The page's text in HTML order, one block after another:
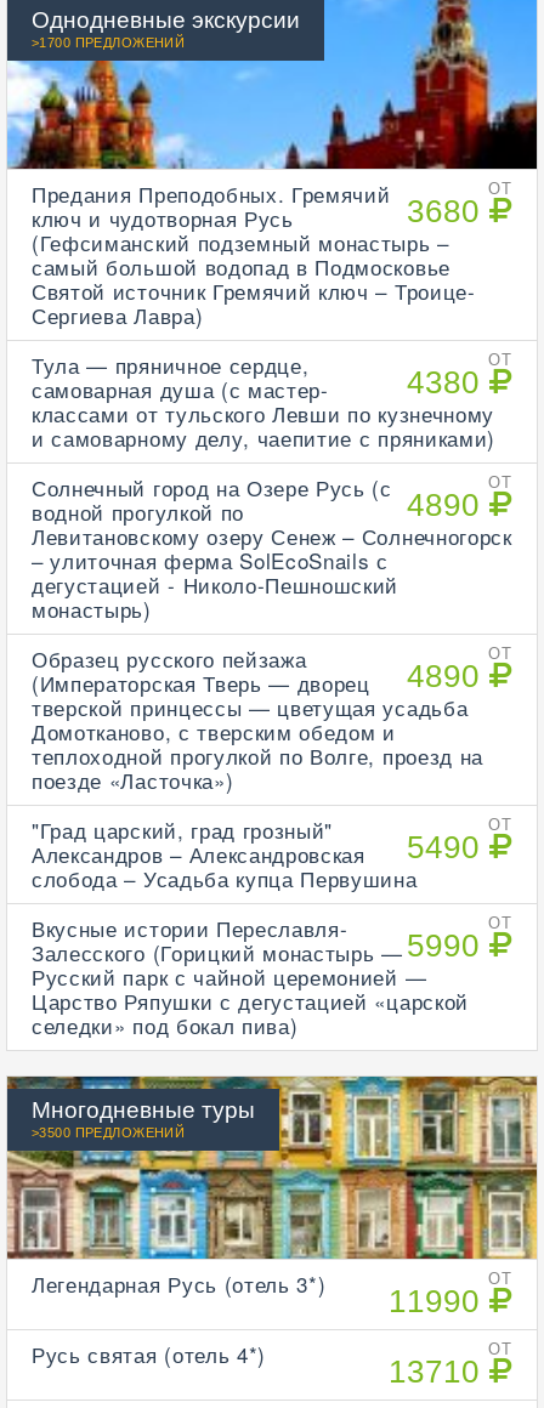
Однодневные экскурсии
>1700 ПРЕДЛОЖЕНИЙ
ОТ
3680
Предания Преподобных. Гремячий
ключ и чудотворная Русь
(Гефсиманский подземный монастырь –
самый большой водопад в Подмосковье
Святой источник Гремячий ключ – Троице-
Сергиева Лавра)
ОТ
4380
Тула — пряничное сердце,
самоварная душа (с мастер-
классами от тульского Левши по кузнечному
и самоварному делу, чаепитие с пряниками)
ОТ
4890
Солнечный город на Озере Русь (с
водной прогулкой по
Левитановскому озеру Сенеж – Солнечногорск
– улиточная ферма SolEcoSnails с
дегустацией - Николо-Пешношский
монастырь)
ОТ
4890
Образец русского пейзажа
(Императорская Тверь — дворец
тверской принцессы — цветущая усадьба
Домотканово, с тверским обедом и
теплоходной прогулкой по Волге, проезд на
поезде «Ласточка»)
ОТ
5490
"Град царский, град грозный"
Александров – Александровская
слобода – Усадьба купца Первушина
ОТ
5990
Вкусные истории Переславля-
Залесского (Горицкий монастырь —
Русский парк с чайной церемонией —
Царство Ряпушки с дегустацией «царской
селедки» под бокал пива)
Многодневные туры
>3500 ПРЕДЛОЖЕНИЙ
ОТ
11990
Легендарная Русь (отель 3*)
ОТ
13710
Русь святая (отель 4*)